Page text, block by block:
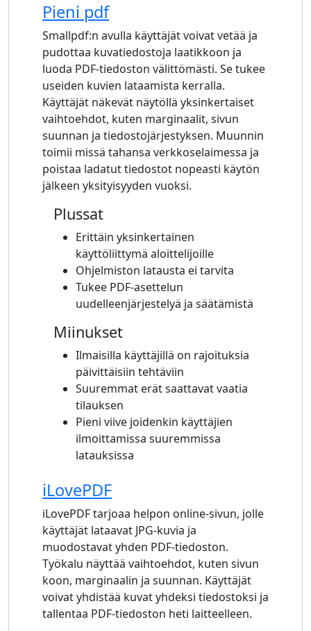
Pieni pdf
Smallpdf:n avulla käyttäjät voivat vetää ja
pudottaa kuvatiedostoja laatikkoon ja
luoda PDF-tiedoston välittömästi. Se tukee
useiden kuvien lataamista kerralla.
Käyttäjät näkevät näytöllä yksinkertaiset
vaihtoehdot, kuten marginaalit, sivun
suunnan ja tiedostojärjestyksen. Muunnin
toimii missä tahansa verkkoselaimessa ja
poistaa ladatut tiedostot nopeasti käytön
jälkeen yksityisyyden vuoksi.
Plussat
Erittäin yksinkertainen
käyttöliittymä aloittelijoille
Ohjelmiston latausta ei tarvita
Tukee PDF-asettelun
uudelleenjärjestelyä ja säätämistä
Miinukset
Ilmaisilla käyttäjillä on rajoituksia
päivittäisiin tehtäviin
Suuremmat erät saattavat vaatia
tilauksen
Pieni viive joidenkin käyttäjien
ilmoittamissa suuremmissa
latauksissa
iLovePDF
iLovePDF tarjoaa helpon online-sivun, jolle
käyttäjät lataavat JPG-kuvia ja
muodostavat yhden PDF-tiedoston.
Työkalu näyttää vaihtoehdot, kuten sivun
koon, marginaalin ja suunnan. Käyttäjät
voivat yhdistää kuvat yhdeksi tiedostoksi ja
tallentaa PDF-tiedoston heti laitteelleen.